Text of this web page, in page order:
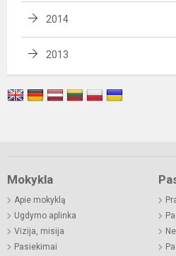
2014
2013
Mokykla
Apie mokyklą
Ugdymo aplinka
Vizija, misija
Pasiekimai